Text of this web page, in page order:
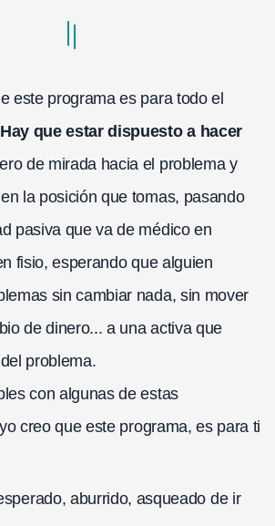
este programa es para todo el
Hay que estar dispuesto a hacer
de mirada hacia el problema y
la posición que tomas, pasando
pasiva que va de médico en
fisio, esperando que alguien
sin cambiar nada, sin mover
de dinero... a una activa que
problema.
con algunas de estas
creo que este programa, es para ti
aburrido, asqueado de ir